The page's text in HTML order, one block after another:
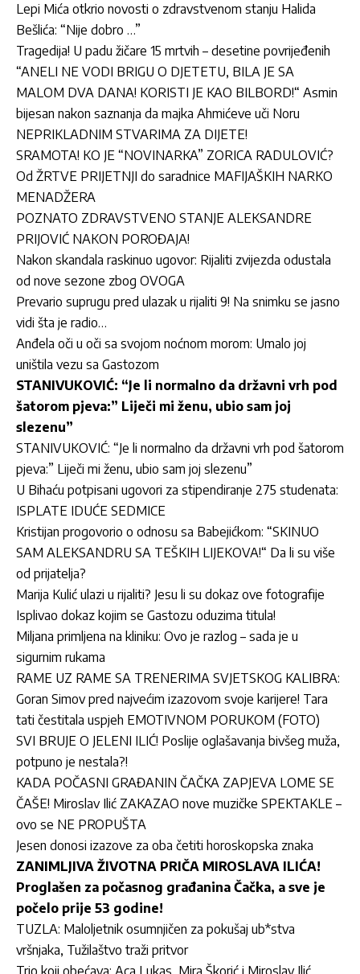
Lepi Mića otkrio novosti o zdravstvenom stanju Halida
Bešlića: “Nije dobro …”
Tragedija! U padu žičare 15 mrtvih – desetine povrijeđenih
“ANELI NE VODI BRIGU O DJETETU, BILA JE SA
MALOM DVA DANA! KORISTI JE KAO BILBORD!“ Asmin
bijesan nakon saznanja da majka Ahmićeve uči Noru
NEPRIKLADNIM STVARIMA ZA DIJETE!
SRAMOTA! KO JE “NOVINARKA” ZORICA RADULOVIĆ?
Od ŽRTVE PRIJETNJI do saradnice MAFIJAŠKIH NARKO
MENADŽERA
POZNATO ZDRAVSTVENO STANJE ALEKSANDRE
PRIJOVIĆ NAKON POROĐAJA!
Nakon skandala raskinuo ugovor: Rijaliti zvijezda odustala
od nove sezone zbog OVOGA
Prevario suprugu pred ulazak u rijaliti 9! Na snimku se jasno
vidi šta je radio…
Anđela oči u oči sa svojom noćnom morom: Umalo joj
uništila vezu sa Gastozom
STANIVUKOVIĆ: “Je li normalno da državni vrh pod
šatorom pjeva:” Liječi mi ženu, ubio sam joj
slezenu”
STANIVUKOVIĆ: “Je li normalno da državni vrh pod šatorom
pjeva:” Liječi mi ženu, ubio sam joj slezenu”
U Bihaću potpisani ugovori za stipendiranje 275 studenata:
ISPLATE IDUĆE SEDMICE
Kristijan progovorio o odnosu sa Babejićkom: “SKINUO
SAM ALEKSANDRU SA TEŠKIH LIJEKOVA!“ Da li su više
od prijatelja?
Marija Kulić ulazi u rijaliti? Jesu li su dokaz ove fotografije
Isplivao dokaz kojim se Gastozu oduzima titula!
Miljana primljena na kliniku: Ovo je razlog – sada je u
sigurnim rukama
RAME UZ RAME SA TRENERIMA SVJETSKOG KALIBRA:
Goran Simov pred najvećim izazovom svoje karijere! Tara
tati čestitala uspjeh EMOTIVNOM PORUKOM (FOTO)
SVI BRUJE O JELENI ILIĆ! Poslije oglašavanja bivšeg muža,
potpuno je nestala?!
KADA POČASNI GRAĐANIN ČAČKA ZAPJEVA LOME SE
ČAŠE! Miroslav Ilić ZAKAZAO nove muzičke SPEKTAKLE –
ovo se NE PROPUŠTA
Jesen donosi izazove za oba četiti horoskopska znaka
ZANIMLJIVA ŽIVOTNA PRIČA MIROSLAVA ILIĆA!
Proglašen za počasnog građanina Čačka, a sve je
počelo prije 53 godine!
TUZLA: Maloljetnik osumnjičen za pokušaj ub*stva
vršnjaka, Tužilaštvo traži pritvor